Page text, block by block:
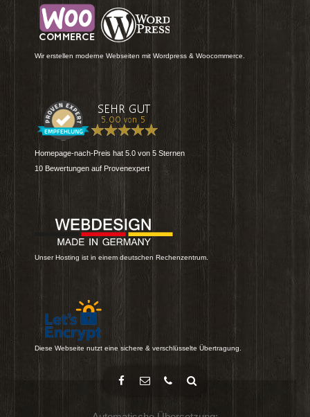
Wir erstellen moderne Webseiten mit Wordpress & Woocommerce.
Homepage-nach-Preis hat 5.0 von 5 Sternen
10 Bewertungen auf Provenexpert
Unser Hosting ist in einem deutschen Rechenzentrum.
Diese Webseite nutzt eine sichere & verschlüsselte Übertragung.